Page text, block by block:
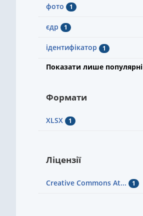
фото 1
єдр 1
ідентифікатор 1
Показати лише популярні
Формати
XLSX 1
Ліцензії
Creative Commons At... 1